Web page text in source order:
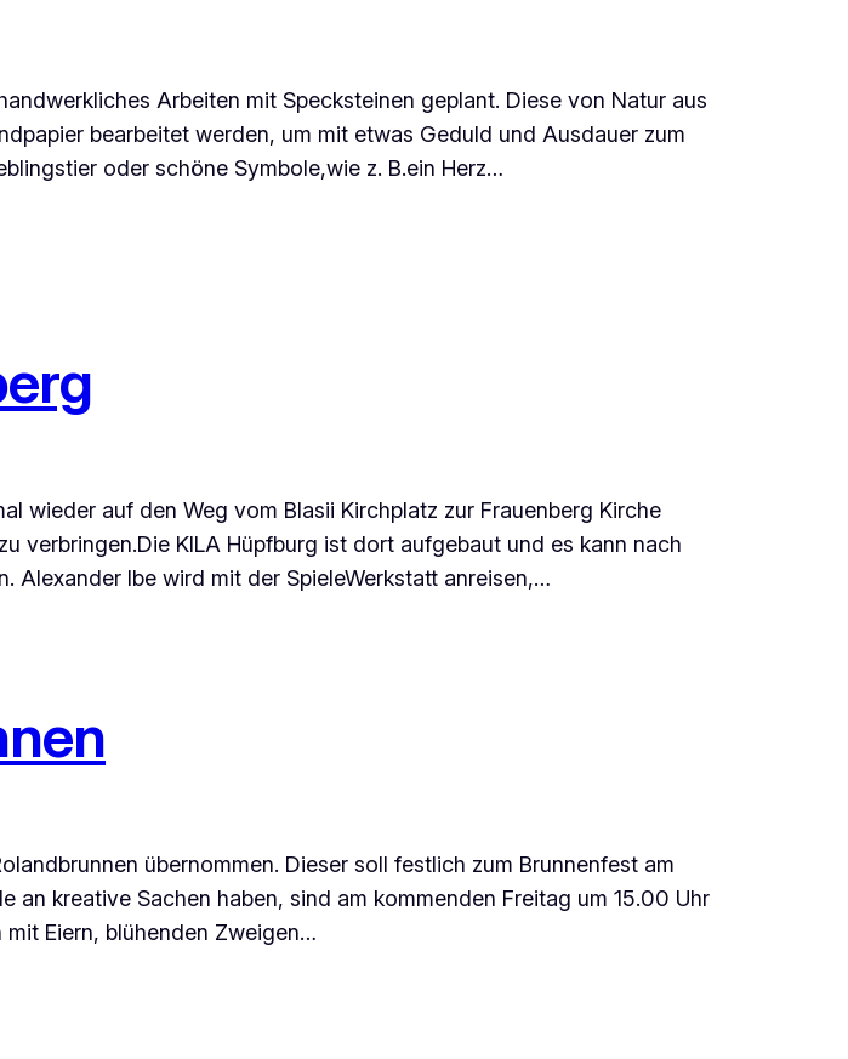
Arbeiten mit Specksteinen geplant. Diese von Natur aus
bearbeitet werden, um mit etwas Geduld und Ausdauer zum
oder schöne Symbole,wie z. B.ein Herz…
wieder auf den Weg vom Blasii Kirchplatz zur Frauenberg Kirche
verbringen.Die KILA Hüpfburg ist dort aufgebaut und es kann nach
Alexander Ibe wird mit der SpieleWerkstatt anreisen,…
übernommen. Dieser soll festlich zum Brunnenfest am
kreative Sachen haben, sind am kommenden Freitag um 15.00 Uhr
mit Eiern, blühenden Zweigen…